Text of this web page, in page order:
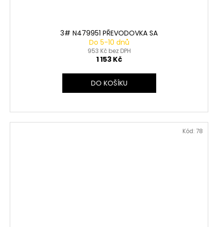
3# N479951 PŘEVODOVKA SA
Do 5-10 dnů
953 Kč bez DPH
1 153 Kč
DO KOŠÍKU
Kód: 78